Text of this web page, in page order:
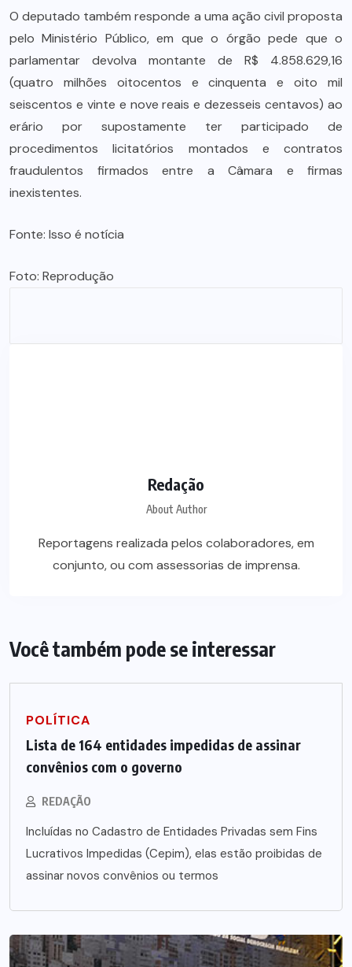
O deputado também responde a uma ação civil proposta
pelo Ministério Público, em que o órgão pede que o
parlamentar devolva montante de R$ 4.858.629,16
(quatro milhões oitocentos e cinquenta e oito mil
seiscentos e vinte e nove reais e dezesseis centavos) ao
erário por supostamente ter participado de
procedimentos licitatórios montados e contratos
fraudulentos firmados entre a Câmara e firmas
inexistentes.
Fonte: Isso é notícia
Foto: Reprodução
Redação
About Author
Reportagens realizada pelos colaboradores, em
conjunto, ou com assessorias de imprensa.
Você também pode se interessar
POLÍTICA
Lista de 164 entidades impedidas de assinar
convênios com o governo
REDAÇÃO
Incluídas no Cadastro de Entidades Privadas sem Fins
Lucrativos Impedidas (Cepim), elas estão proibidas de
assinar novos convênios ou termos